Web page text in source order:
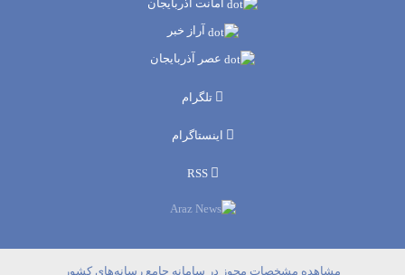
امانت آذربایجان
آراز خبر
عصر آذربایجان
تلگرام
اینستاگرام
RSS
مشاهده مشخصات مجوز در سامانه جامع رسانه‌های کشور